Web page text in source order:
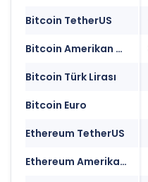
Bitcoin TetherUS
Bitcoin Amerikan Doları
Bitcoin Türk Lirası
Bitcoin Euro
Ethereum TetherUS
Ethereum Amerikan Doları